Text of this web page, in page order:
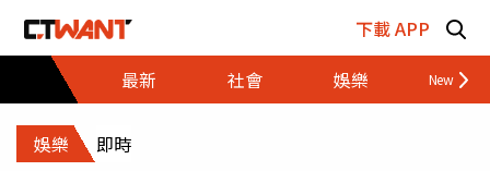
下載 APP
最新
社會 娛樂 財經
娛樂 即時